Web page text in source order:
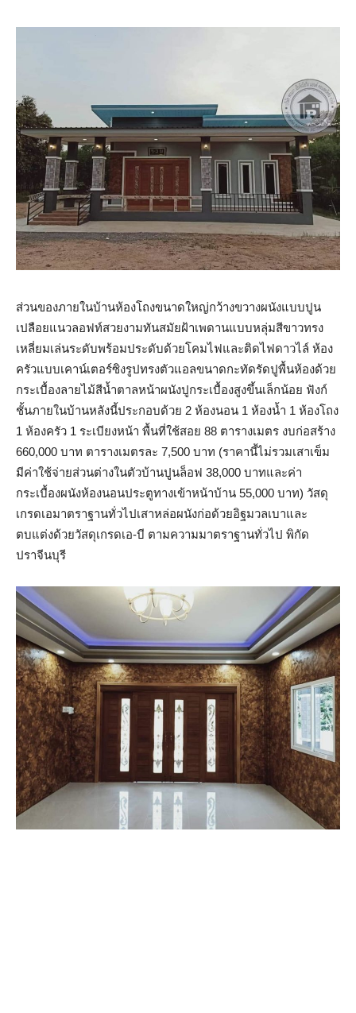
ส่วนของภายในบ้านห้องโถงขนาดใหญ่กว้างขวางผนังแบบปูน
เปลือยแนวลอฟท์สวยงามทันสมัยฝ้าเพดานแบบหลุ่มสีขาวทรง
เหลี่ยมเล่นระดับพร้อมประดับด้วยโคมไฟและติดไฟดาวไล์ ห้อง
ครัวแบบเคาน์เตอร์ซิงรูปทรงตัวแอลขนาดกะทัดรัดปูพื้นห้องด้วย
กระเบื้องลายไม้สีน้ำตาลหน้าผนังปูกระเบื้องสูงขึ้นเล็กน้อย ฟังก์
ชั้นภายในบ้านหลังนี้ประกอบด้วย 2 ห้องนอน 1 ห้องน้ำ 1 ห้องโถง
1 ห้องครัว 1 ระเบียงหน้า พื้นที่ใช้สอย 88 ตารางเมตร งบก่อสร้าง
660,000 บาท ตารางเมตรละ 7,500 บาท (ราคานี้ไม่รวมเสาเข็ม
มีค่าใช้จ่ายส่วนต่างในตัวบ้านปูนล็อฟ 38,000 บาทและค่า
กระเบื้องผนังห้องนอนประตูทางเข้าหน้าบ้าน 55,000 บาท) วัสดุ
เกรดเอมาตราฐานทั่วไปเสาหล่อผนังก่อด้วยอิฐมวลเบาและ
ตบแต่งด้วยวัสดุเกรดเอ-บี ตามความมาตราฐานทั่วไป พิกัด
ปราจีนบุรี